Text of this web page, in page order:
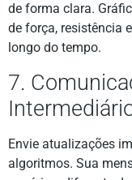
de forma clara.
de força, resistência
longo do tempo.
7.
Envie atualizações
algoritmos. Sua